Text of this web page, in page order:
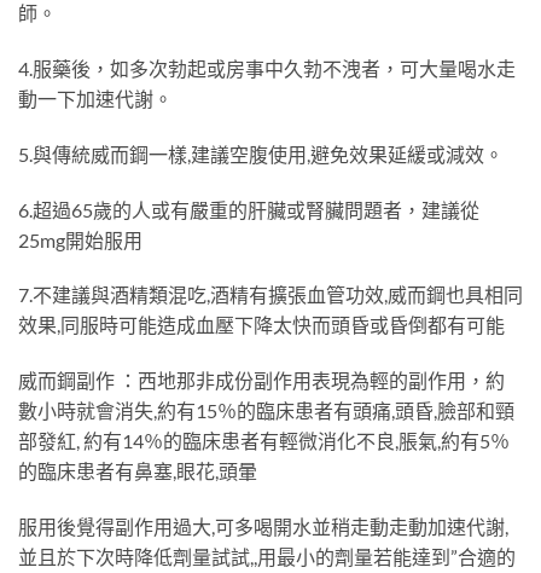
師。
4.服藥後，如多次勃起或房事中久勃不洩者，可大量喝水走
動一下加速代謝。
5.與傳統威而鋼一樣,建議空腹使用,避免效果延緩或減效。
6.超過65歲的人或有嚴重的肝臟或腎臟問題者，建議從
25mg開始服用
7.不建議與酒精類混吃,酒精有擴張血管功效,威而鋼也具相同
效果,同服時可能造成血壓下降太快而頭昏或昏倒都有可能
威而鋼副作 ：西地那非成份副作用表現為輕的副作用，約
數小時就會消失,約有15％的臨床患者有頭痛,頭昏,臉部和頸
部發紅, 約有14％的臨床患者有輕微消化不良,脹氣,約有5％
的臨床患者有鼻塞,眼花,頭暈
服用後覺得副作用過大,可多喝開水並稍走動走動加速代謝,
並且於下次時降低劑量試試,,用最小的劑量若能達到”合適的